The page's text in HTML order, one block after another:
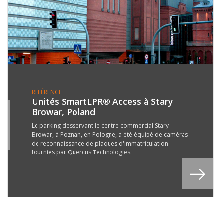
RÉFÉRENCE
Unités SmartLPR® Access à Stary
Browar, Poland
Le parking desservant le centre commercial Stary
Browar, à Poznan, en Pologne, a été équipé de caméras
de reconnaissance de plaques d'immatriculation
fournies par Quercus Technologies.